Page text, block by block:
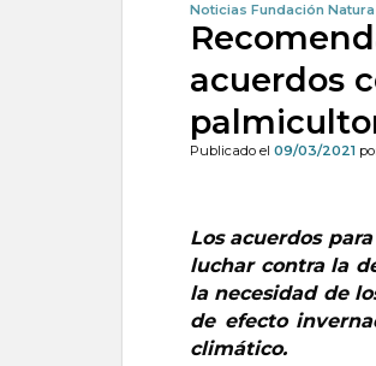
Noticias Fundación Natura
acuerdos
Publicado el 09/03/2021
Los acuerdos
luchar contra la
la necesidad de
de efecto
climático.